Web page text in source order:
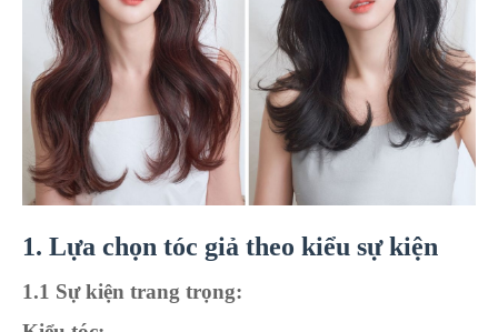
1. Lựa chọn tóc giả theo kiểu sự kiện
1.1 Sự kiện trang trọng: